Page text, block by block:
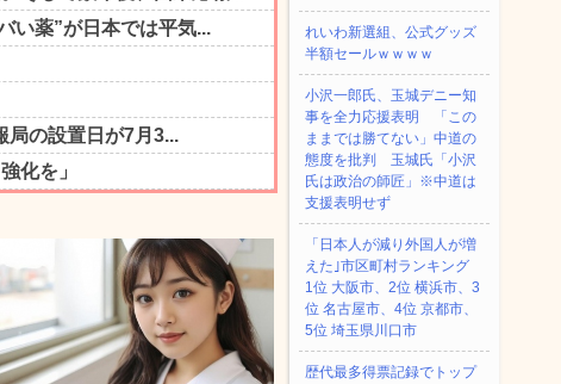
れいわ新選組、公式グッズ
半額セールｗｗｗｗ
小沢一郎氏、玉城デニー知
事を全力応援表明 「この
ままでは勝てない」中道の
態度を批判 玉城氏「小沢
氏は政治の師匠」※中道は
支援表明せず
「日本人が減り外国人が増
えた｣市区町村ランキング
1位 大阪市、2位 横浜市、3
位 名古屋市、4位 京都市、
5位 埼玉県川口市
歴代最多得票記録でトップ